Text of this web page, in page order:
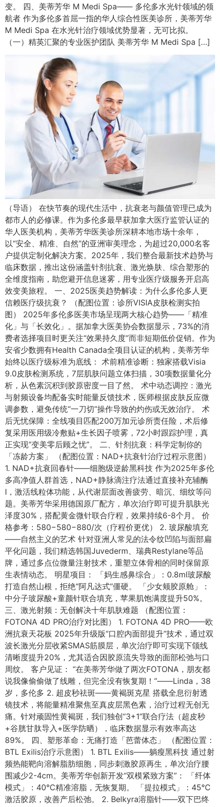
变。​ 四、美蒂芳华 M Medi Spa—— 多伦多水光针领域的领
航者​ 作为多伦多首屈一指的华人综合性医美诊所，美蒂芳华
M Medi Spa 在水光针治疗领域优势显著，无可比拟。​
（一）精英汇聚的专业医护团队​ 美蒂芳华 M Medi Spa […]
（导语） 在快节奏的现代生活中，抗衰老与颜值管理已成为
都市人的必修课。作为多伦多最早获加拿大医疗监管认证的
华人医美机构，美蒂芳华医美诊所深耕本地市场十余年，
以“安全、精准、自然”的亚洲审美理念，为超过20,000名客
户提供定制化解决方案。2025年，我们整合最新技术趋势与
临床数据，推出这份涵盖针剂抗衰、激光焕肤、综合塑形的
全维度指南，助您避开信息迷雾，用专业医疗级服务开启高
效变美旅程。 一、2025医美趋势解读：为什么多伦多人更
信赖医疗级抗衰？ （配图位置：诊所VISIA皮肤检测实拍
图） 2025年多伦多医美市场呈现两大核心趋势——「精准
化」与「长效化」。据加拿大医美协会数据显示，73%的消
费者选择项目时更关注“效果持久度”而非短期低价促销。作为
安省少数拥有Health Canada全项目认证的机构，美蒂芳华
始终以医疗级标准为底线： 术前精准诊断：独家搭载Visia
9.0皮肤检测系统，7层肌肤问题立体扫描，30项数据量化分
析，从色素沉积到胶原密度一目了然。 术中动态调控：激光
与射频设备均配备实时能量反馈技术，医师根据皮肤反应微
调参数，避免传统“一刀切”操作导致的灼伤或无效治疗。 术
后无忧保障：全线项目匹配200万加元诊所责任险，术后修
复采用医用级冷敷贴+生长因子喷雾，72小时跟踪护理，真
正实现“变美零后顾之忧”。 二、针剂抗衰：科学定制你的
「冻龄方案」 （配图位置：NAD+抗衰针治疗过程示意图）
1. NAD+抗衰回春针——细胞级逆龄黑科技 作为2025年多伦
多高净值人群首选，NAD+静脉滴注疗法通过直接补充辅酶
I，激活线粒体功能，从代谢层面改善疲劳、暗沉、细纹等问
题。美蒂芳华采用德国原厂配方，单次治疗即可提升肌肤光
泽度30%，搭配黄金微针联合疗程，效果持续6-8个月。 价
格参考：580−580−880/次（疗程价更优） 2. 玻尿酸填充
——自然主义的艺术 针对亚洲人常见的法令纹凹陷与面部扁
平化问题，我们精选韩国Juvederm、瑞典Restylane等品
牌，通过多点位微量注射技术，重塑立体骨相的同时保留原
生表情动态。 明星项目： 「妈生感鼻综合」：0.8ml玻尿酸
打造自然山根，拒绝“阿凡达式”僵硬。 「少女颊胶原舱」：
中分子玻尿酸+童颜针联合填充，苹果肌饱满度提升50%。
三、激光射频：无创解决十年肌肤难题 （配图位置：
FOTONA 4D PRO治疗对比图） 1. FOTONA 4D PRO——欧
洲抗衰天花板 2025年升级版“口腔内面部提升”技术，通过双
波长激光分层收紧SMAS筋膜层，单次治疗即可实现下颌线
清晰度提升20%，尤其适合因胶原流失导致的面部松弛与口
周纹。 客户见证： “在美蒂芳华做了两次FOTONA，朋友都
说我像偷偷做了线雕，但完全没有恢复期！”——Linda，38
岁，多伦多 2. 超皮秒祛斑——黄褐斑克星 搭载全息衍射透
镜技术，将能量精准聚焦至真皮层黑色素，治疗过程无创无
痛。针对顽固性黄褐斑，我们独创“3+1”联合疗法（超皮秒
+谷胱甘肽导入+医学防晒），临床数据显示有效率高达
89%。 四、塑形革命：无痛打造「芭蕾体态」 （配图位置：
BTL Exilis治疗示意图） 1. BTL Exilis——躺瘦黑科技 通过射
频热能靶向溶解脂肪细胞，同步刺激胶原再生，单次治疗腰
围减少2-4cm。美蒂芳华创新开发“双模紧致方案”： 「纤体
模式」：40℃精准溶脂，无恢复期。 「提拉模式」：45℃
激活胶原，改善产后松弛。 2. Belkyra溶脂针——双下巴终